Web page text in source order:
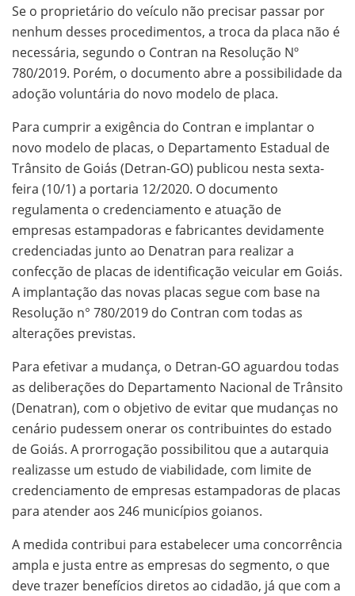
Se o proprietário do veículo não precisar passar por
nenhum desses procedimentos, a troca da placa não é
necessária, segundo o Contran na Resolução Nº
780/2019. Porém, o documento abre a possibilidade da
adoção voluntária do novo modelo de placa.
Para cumprir a exigência do Contran e implantar o
novo modelo de placas, o Departamento Estadual de
Trânsito de Goiás (Detran-GO) publicou nesta sexta-
feira (10/1) a portaria 12/2020. O documento
regulamenta o credenciamento e atuação de
empresas estampadoras e fabricantes devidamente
credenciadas junto ao Denatran para realizar a
confecção de placas de identificação veicular em Goiás.
A implantação das novas placas segue com base na
Resolução n° 780/2019 do Contran com todas as
alterações previstas.
Para efetivar a mudança, o Detran-GO aguardou todas
as deliberações do Departamento Nacional de Trânsito
(Denatran), com o objetivo de evitar que mudanças no
cenário pudessem onerar os contribuintes do estado
de Goiás. A prorrogação possibilitou que a autarquia
realizasse um estudo de viabilidade, com limite de
credenciamento de empresas estampadoras de placas
para atender aos 246 municípios goianos.
A medida contribui para estabelecer uma concorrência
ampla e justa entre as empresas do segmento, o que
deve trazer benefícios diretos ao cidadão, já que com a